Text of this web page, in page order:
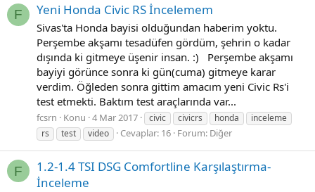
F Yeni Honda Civic RS İncelemem
Sivas'ta Honda bayisi olduğundan haberim yoktu.
Perşembe akşamı tesadüfen gördüm, şehrin o kadar
dışında ki gitmeye üşenir insan. :) Perşembe akşamı
bayiyi görünce sonra ki gün(cuma) gitmeye karar
verdim. Öğleden sonra gittim amacım yeni Civic Rs'i
test etmekti. Baktım test araçlarında var...
fcsrn Konu 4 Mar 2017 civic civicrs honda
inceleme
rs
test video Cevaplar: 16 Forum: Diğer
F
1.2-1.4 TSI DSG Comfortline Karşılaştırma-
İnceleme